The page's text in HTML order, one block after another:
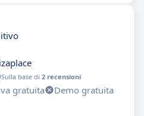
Sulla base di 2 recensioni
gratuita
Demo gratuita